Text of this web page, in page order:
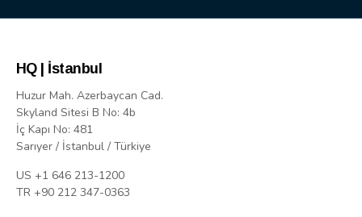
HQ | İstanbul
Huzur Mah. Azerbaycan Cad.
Skyland Sitesi B No: 4b
İç Kapı No: 481
Sarıyer / İstanbul / Türkiye
US +1 646 213-1200
TR +90 212 347-0363